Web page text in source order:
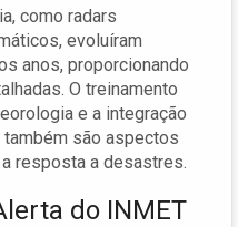
como radars
evoluíram
anos, proporcionando
O treinamento
e a integração
são aspectos
resposta a desastres.
do INMET